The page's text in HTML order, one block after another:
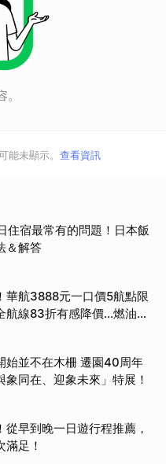
能未顯示。 查看資訊
住宿最常有的問題！日本飯
＆解答
華航3888元一口價5航點限
航線83折有感降價…燃油稅
始並不在木柵 遷園40周年
象同在、迎象未來」特展！
從早到晚一日遊行程推薦，
滿足！